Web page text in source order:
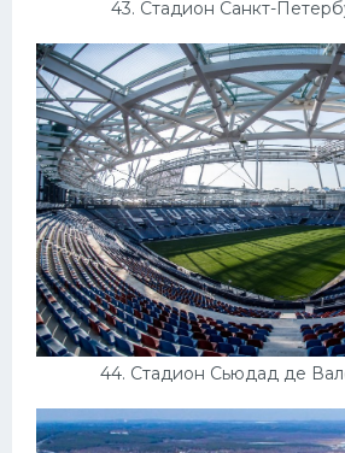
43. Стадион Санкт-
44. Стадион Сьюдад де